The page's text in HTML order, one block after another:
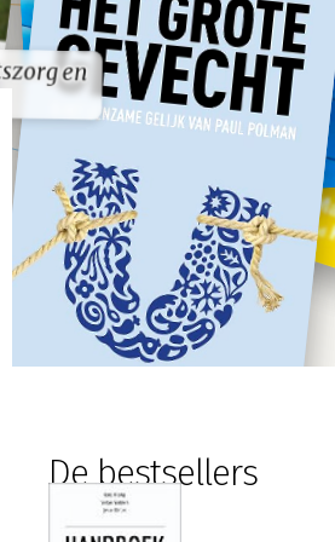
en
en
De bestsellers